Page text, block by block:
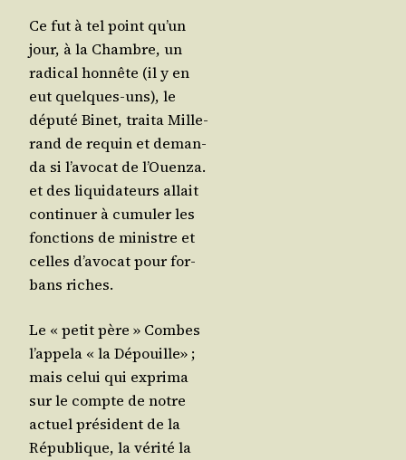
Ce fut à tel point qu’un
jour, à la Chambre, un
radi­cal hon­nête (il y en
eut quelques-uns), le
dépu­té Binet, trai­ta Mil­le­
rand de requin et deman­
da si l’a­vo­cat de l’Ouen­za.
et des liqui­da­teurs allait
conti­nuer à cumu­ler les
fonc­tions de ministre et
celles d’a­vo­cat pour for­
bans riches.
Le « petit père » Combes
l’ap­pe­la « la Dépouille» ;
mais celui qui expri­ma
sur le compte de notre
actuel pré­sident de la
Répu­blique, la véri­té la